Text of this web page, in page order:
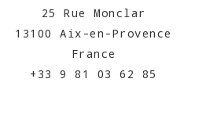
25 Rue Monclar
13100 Aix-en-Provence
France
+33 9 81 03 62 85